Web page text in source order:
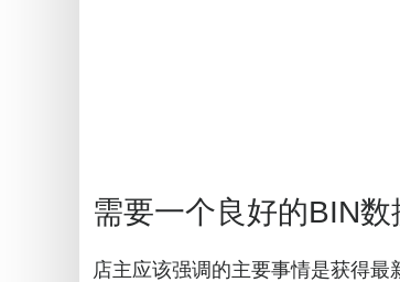
需要一个良好的BIN数
店主应该强调的主要事情是获得